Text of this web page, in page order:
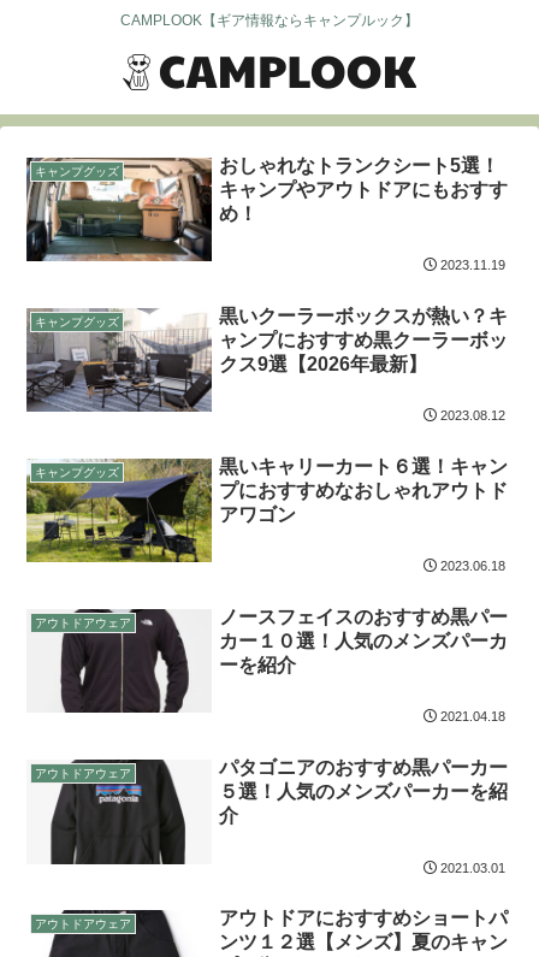
CAMPLOOK【ギア情報ならキャンプルック】
キャンプグッズ
おしゃれなトランクシート5選！
キャンプやアウトドアにもおすす
め！
2023.11.19
キャンプグッズ
黒いクーラーボックスが熱い？キ
ャンプにおすすめ黒クーラーボッ
クス9選【2026年最新】
2023.08.12
キャンプグッズ
黒いキャリーカート６選！キャン
プにおすすめなおしゃれアウトド
アワゴン
2023.06.18
アウトドアウェア
ノースフェイスのおすすめ黒パー
カー１０選！人気のメンズパーカ
ーを紹介
2021.04.18
アウトドアウェア
パタゴニアのおすすめ黒パーカー
５選！人気のメンズパーカーを紹
介
2021.03.01
アウトドアウェア
アウトドアにおすすめショートパ
ンツ１２選【メンズ】夏のキャン